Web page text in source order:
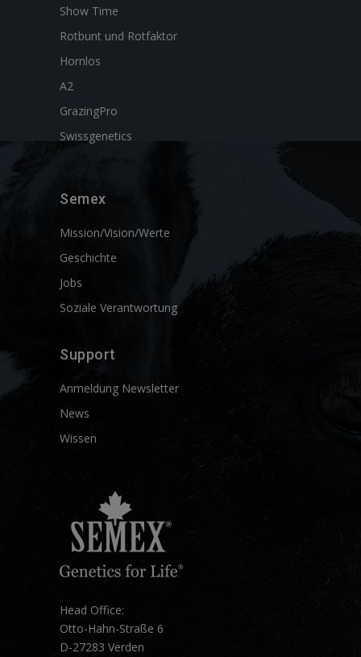
Show Time
Rotbunt und Rotfaktor
Hornlos
A2
GrazingPro
Swissgenetics
Semex
Mission/Vision/Werte
Geschichte
Jobs
Soziale Verantwortung
Support
Anmeldung Newsletter
News
Wissen
Head Office:
Otto-Hahn-Straße 6
D-27283 Verden